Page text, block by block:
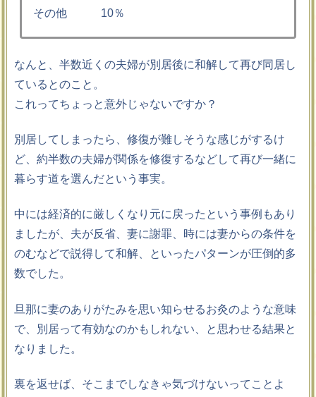
その他 10％
なんと、半数近くの夫婦が別居後に和解して再び同居し
ているとのこと。
これってちょっと意外じゃないですか？
別居してしまったら、修復が難しそうな感じがするけ
ど、約半数の夫婦が関係を修復するなどして再び一緒に
暮らす道を選んだという事実。
中には経済的に厳しくなり元に戻ったという事例もあり
ましたが、夫が反省、妻に謝罪、時には妻からの条件を
のむなどで説得して和解、といったパターンが圧倒的多
数でした。
旦那に妻のありがたみを思い知らせるお灸のような意味
で、別居って有効なのかもしれない、と思わせる結果と
なりました。
裏を返せば、そこまでしなきゃ気づけないってことよ